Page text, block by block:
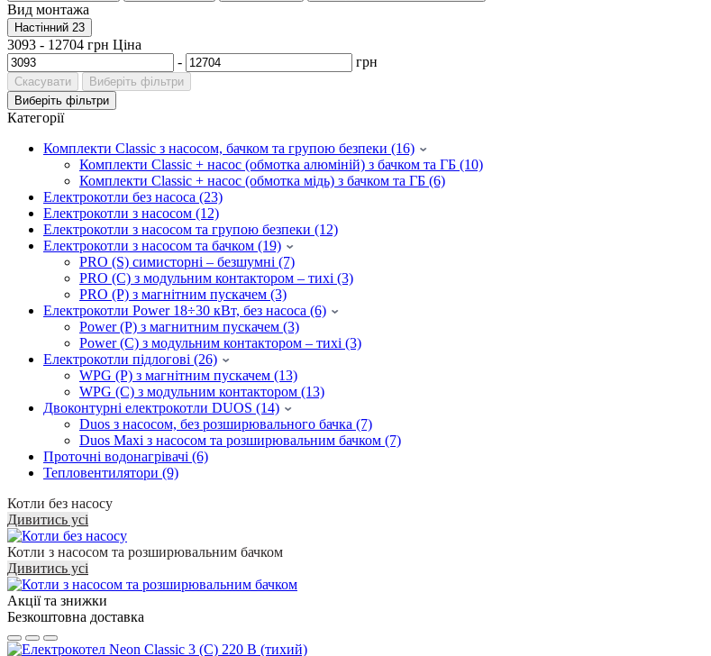
Вид монтажа
Настінний 23
3093 - 12704 грн Ціна
-
грн
Скасувати
Виберіть фільтри
Виберіть фільтри
Категорії
Комплекти Classic з насосом, бачком та групою безпеки (16)
Комплекти Classic + насос (обмотка алюміній) з бачком та ГБ (10)
Комплекти Classic + насос (обмотка мідь) з бачком та ГБ (6)
Електрокотли без насоса (23)
Електрокотли з насосом (12)
Електрокотли з насосом та групою безпеки (12)
Електрокотли з насосом та бачком (19)
PRO (S) симисторні – безшумні (7)
PRO (C) з модульним контактором – тихі (3)
PRO (P) з магнітним пускачем (3)
Електрокотли Power 18÷30 кВт, без насоса (6)
Power (P) з магнитним пускачем (3)
Power (C) з модульним контактором – тихі (3)
Електрокотли підлогові (26)
WPG (P) з магнітним пускачем (13)
WPG (C) з модульним контактором (13)
Двоконтурні електрокотли DUOS (14)
Duos з насосом, без розширювального бачка (7)
Duos Maxi з насосом та розширювальним бачком (7)
Проточні водонагрівачі (6)
Тепловентилятори (9)
Котли без насосу
Дивитись усі
Котли з насосом та розширювальним бачком
Дивитись усі
Акції та знижки
Безкоштовна доставка